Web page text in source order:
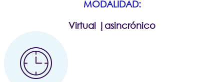
MODALIDAD:
Virtual |asincrónico